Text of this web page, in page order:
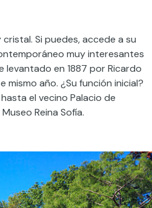
Si puedes, accede a su
muy interesantes
levantado en 1887 por Ricardo
mismo año. ¿Su función inicial?
el vecino Palacio de
Reina Sofía.